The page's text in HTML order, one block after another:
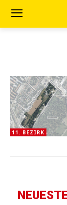
11. BEZIRK